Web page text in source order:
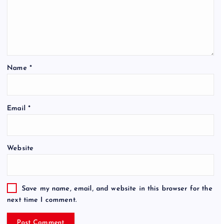
Name *
Email *
Website
Save my name, email, and website in this browser for the
next time I comment.